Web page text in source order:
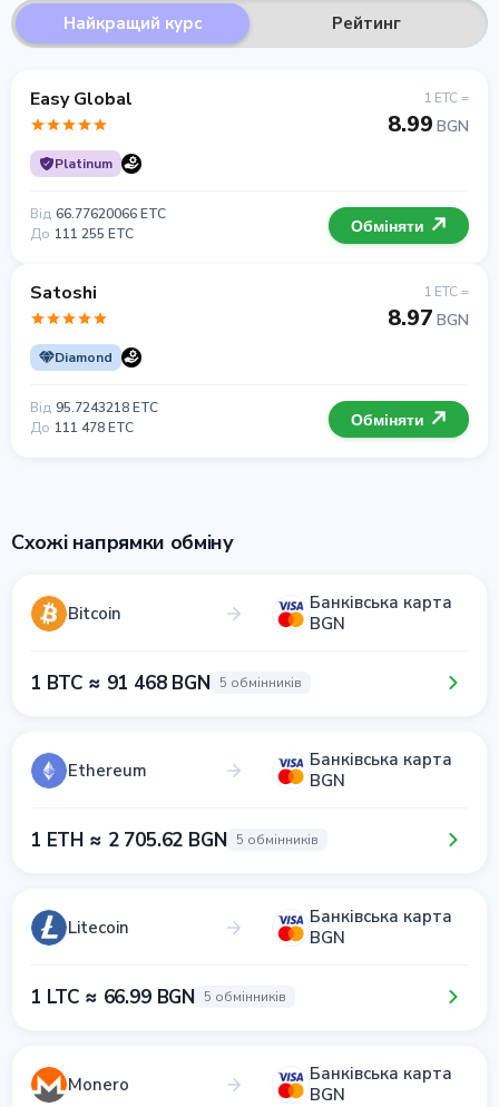
Найкращий курс Рейтинг
Easy Global
Platinum
1 ETC =
8.99 BGN
Від 66.77620066 ETC
До 111 255 ETC Обміняти
Satoshi
Diamond
1 ETC =
8.97 BGN
Від 95.7243218 ETC
До 111 478 ETC Обміняти
Схожі напрямки обміну
Bitcoin
Банківська карта
BGN
1 BTC ≈ 91 468 BGN 5 обмінників
Ethereum
Банківська карта
BGN
1 ETH ≈ 2 705.62 BGN 5 обмінників
Litecoin
Банківська карта
BGN
1 LTC ≈ 66.99 BGN 5 обмінників
Monero
Банківська карта
BGN